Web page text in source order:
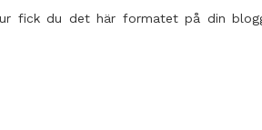
fick du det här formatet på din